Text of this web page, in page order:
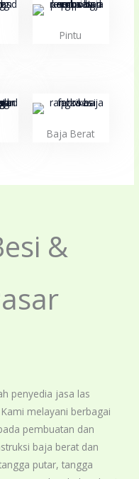
Pintu
Baja Berat
&
penyedia jasa las
melayani berbagai
pembuatan dan
baja berat dan
putar, tangga